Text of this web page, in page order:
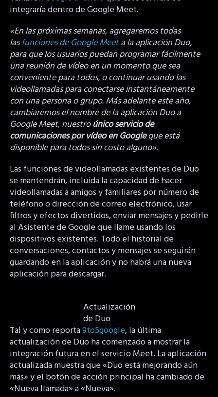
integraría dentro de Google Meet.
«En las próximas semanas, agregaremos todas
lasfunciones de Google Meeta la aplicación Duo,
para que los usuarios puedan programar fácilmente
una reunión de vídeo en un momento que sea
conveniente para todos, o continuar usando las
videollamadas para conectarse instantáneamente
con una persona o grupo. Más adelante este año,
cambiaremos el nombre de la aplicación Duo a
Google Meet, nuestroúnico servicio de
comunicaciones por vídeo en Googleque está
disponible para todos sin costo alguno».
Las funciones de videollamadas existentes de Duo
se mantendrán, incluida la capacidad de hacer
videollamadas a amigos y familiares por número de
teléfono o dirección de correo electrónico, usar
filtros y efectos divertidos, enviar mensajes y pedirle
al Asistente de Google que llame usando los
dispositivos existentes. Todo el historial de
conversaciones, contactos y mensajes se seguirán
guardando en la aplicación y no habrá una nueva
aplicación para descargar.
Actualización
de Duo
Tal y como reporta9to5google, la última
actualización de Duo ha comenzado a mostrar la
integración futura en el servicio Meet. La aplicación
actualizada muestra que «Duo está mejorando aún
más» y el botón de acción principal ha cambiado de
«Nueva llamada» a «Nueva».